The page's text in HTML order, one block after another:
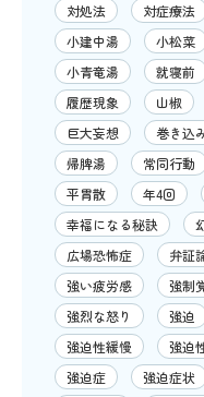
対処法
対症療法
小建中湯
小松菜
小青竜湯
就寝前
履歴現象
山椒
巨大妄想
巻き込
帰脾湯
常同行動
平胃散
年4回
幸福になる秘訣
広場恐怖症
弁証
強い疲労感
強制
強烈な怒り
強迫
強迫性緩慢
強迫
強迫症
強迫症状